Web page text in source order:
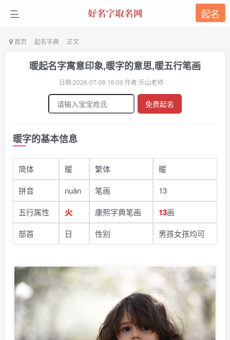
起名
首页 起名字典 正文
暖起名字寓意印象,暖字的意思,暖五行笔画
日期:2026-07-08 16:00 作者:乐山老师
免费起名
暖字的基本信息
简体 暖 繁体
暖
拼音
nuǎn 笔画
13
五行属性
火 康熙字典笔画 13画
部首
日 性别 男孩女孩均可